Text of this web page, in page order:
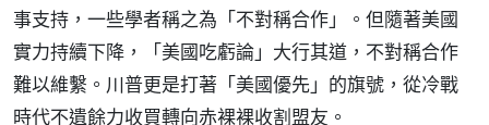
事支持，一些學者稱之為「不對稱合作」。但隨著美國
實力持續下降，「美國吃虧論」大行其道，不對稱合作
難以維繫。川普更是打著「美國優先」的旗號，從冷戰
時代不遺餘力收買轉向赤裸裸收割盟友。